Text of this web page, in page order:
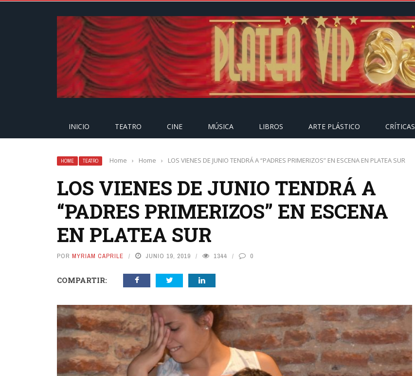
INICIO TEATRO CINE MÚSICA LIBROS ARTE PLÁSTICO CRÍTICAS
HOME TEATRO Home › Home › LOS VIENES DE JUNIO TENDRÁ A “PADRES PRIMERIZOS” EN ESCENA EN PLATEA SUR
LOS VIENES DE JUNIO TENDRÁ A
“PADRES PRIMERIZOS” EN ESCENA
EN PLATEA SUR
POR MYRIAM CAPRILE JUNIO 19, 2019 1344 0
COMPARTIR: